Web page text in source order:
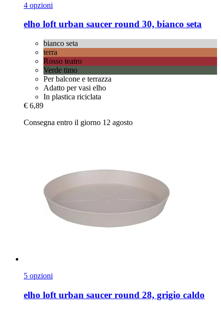
4 opzioni
elho loft urban saucer round 30, bianco seta
bianco seta
terra
Rosso teatro
Verde timo
Per balcone e terrazza
Adatto per vasi elho
In plastica riciclata
€ 6,89
Consegna entro il giorno 12 agosto
5 opzioni
elho loft urban saucer round 28, grigio caldo